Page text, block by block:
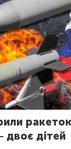
двоє дітей